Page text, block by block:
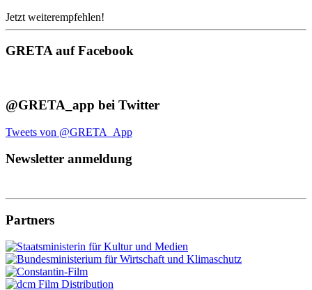
Jetzt weiterempfehlen!
GRETA auf Facebook
@GRETA_app bei Twitter
Tweets von @GRETA_App
Newsletter anmeldung
Partners